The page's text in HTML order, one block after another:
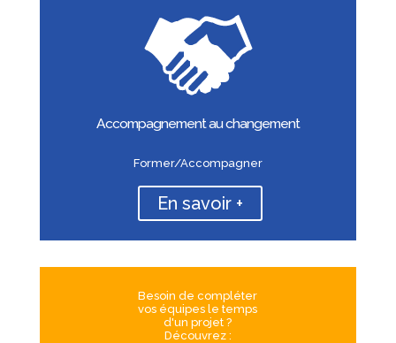
Accompagnement au changement
Former/Accompagner
En savoir +
Besoin de compléter
vos équipes le temps
d'un projet ?
Découvrez :